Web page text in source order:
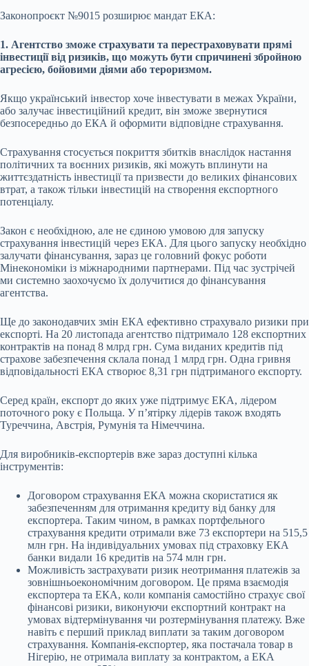
Законопроєкт №9015 розширює мандат ЕКА:
1. Агентство зможе страхувати та перестраховувати прямі
інвестиції від ризиків, що можуть бути спричинені збройною
агресією, бойовими діями або тероризмом.
Якщо український інвестор хоче інвестувати в межах України,
або залучає інвестиційний кредит, він зможе звернутися
безпосередньо до ЕКА й оформити відповідне страхування.
Страхування стосується покриття збитків внаслідок настання
політичних та воєнних ризиків, які можуть вплинути на
життєздатність інвестиції та призвести до великих фінансових
втрат, а також тільки інвестицій на створення експортного
потенціалу.
Закон є необхідною, але не єдиною умовою для запуску
страхування інвестицій через ЕКА. Для цього запуску необхідно
залучати фінансування, зараз це головний фокус роботи
Мінекономіки із міжнародними партнерами. Під час зустрічей
ми системно заохочуємо їх долучитися до фінансування
агентства.
Ще до законодавчих змін ЕКА ефективно страхувало ризики при
експорті. На 20 листопада агентство підтримало 128 експортних
контрактів на понад 8 млрд грн. Сума виданих кредитів під
страхове забезпечення склала понад 1 млрд грн. Одна гривня
відповідальності ЕКА створює 8,31 грн підтриманого експорту.
Серед країн, експорт до яких уже підтримує ЕКА, лідером
поточного року є Польща. У п’ятірку лідерів також входять
Туреччина, Австрія, Румунія та Німеччина.
Для виробників-експортерів вже зараз доступні кілька
інструментів:
Договором страхування ЕКА можна скористатися як
забезпеченням для отримання кредиту від банку для
експортера. Таким чином, в рамках портфельного
страхування кредити отримали вже 73 експортери на 515,5
млн грн. На індивідуальних умовах під страховку ЕКА
банки видали 16 кредитів на 574 млн грн.
Можливість застрахувати ризик неотримання платежів за
зовнішньоекономічним договором. Це пряма взаємодія
експортера та ЕКА, коли компанія самостійно страхує свої
фінансові ризики, виконуючи експортний контракт на
умовах відтермінування чи розтермінування платежу. Вже
навіть є перший приклад виплати за таким договором
страхування. Компанія-експортер, яка постачала товар в
Нігерію, не отримала виплату за контрактом, а ЕКА